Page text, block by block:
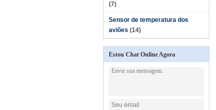
(7)
Sensor de temperatura dos
aviões (14)
Estou Chat Online Agora